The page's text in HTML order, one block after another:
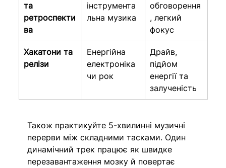
та
ретроспекти
ва
інструмента
льна музика
обговорення
, легкий
фокус
Хакатони та
релізи
Енергійна
електроніка
чи рок
Драйв,
підйом
енергії та
залученість
Також практикуйте 5-хвилинні музичні
перерви між складними тасками. Один
динамічний трек працює як швидке
перезавантаження мозку й повертає